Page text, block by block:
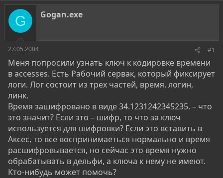
т
е
м
ы
а
ч
а
G Gogan.exe
27.05.2004 #1
Меня попросили узнать ключ к кодировке времени
в accesses. Есть Рабочий сервак, который фиксирует
логи. Лог состоит из трех частей, время, логин,
линк.
Время зашифровано в виде 34.1231242345235. – что
это значит? Если это – шифр, то что за ключ
используется для шифровки? Если это вставить в
Аксес, то все воспринимаеться нормально и время
расшифровывается, но сейчас это время нужно
обрабатывать в дельфи, а ключа к нему не имеют.
Кто-нибудь может помочь?